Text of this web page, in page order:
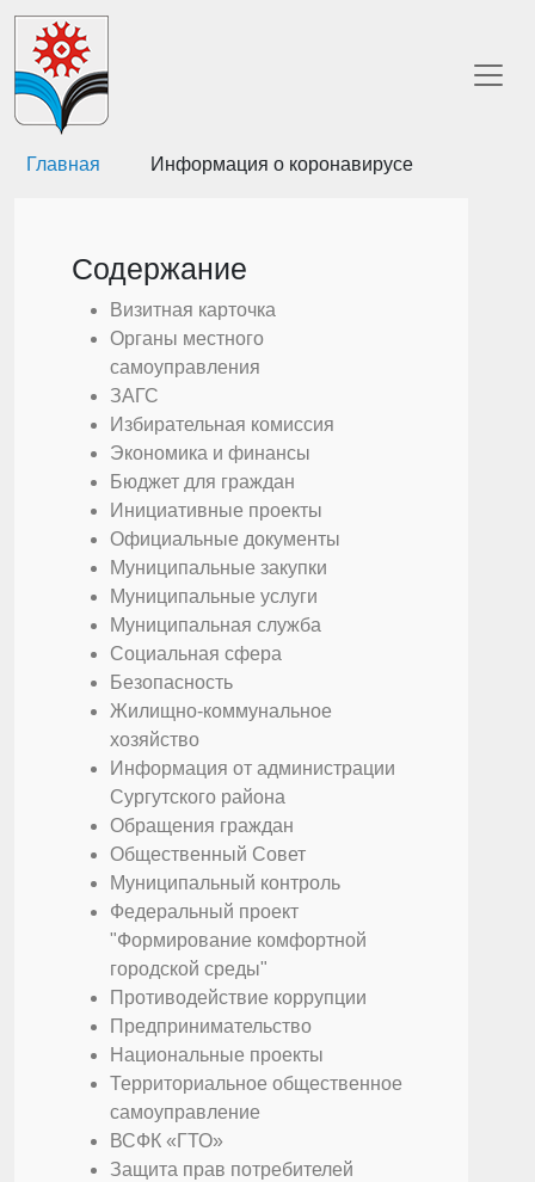
Главная Информация о коронавирусе
Содержание
Визитная карточка
Органы местного
самоуправления
ЗАГС
Избирательная комиссия
Экономика и финансы
Бюджет для граждан
Инициативные проекты
Официальные документы
Муниципальные закупки
Муниципальные услуги
Муниципальная служба
Социальная сфера
Безопасность
Жилищно-коммунальное
хозяйство
Информация от администрации
Сургутского района
Обращения граждан
Общественный Совет
Муниципальный контроль
Федеральный проект
"Формирование комфортной
городской среды"
Противодействие коррупции
Предпринимательство
Национальные проекты
Территориальное общественное
самоуправление
ВСФК «ГТО»
Защита прав потребителей